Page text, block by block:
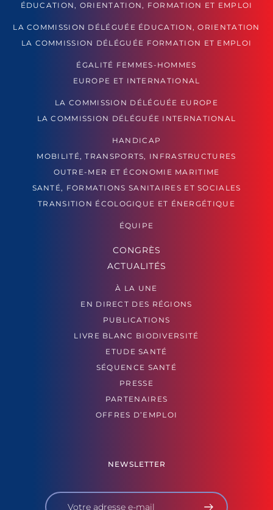
ÉDUCATION, ORIENTATION, FORMATION ET EMPLOI
LA COMMISSION DÉLÉGUÉE ÉDUCATION, ORIENTATION
LA COMMISSION DÉLÉGUÉE FORMATION ET EMPLOI
ÉGALITÉ FEMMES-HOMMES
EUROPE ET INTERNATIONAL
LA COMMISSION DÉLÉGUÉE EUROPE
LA COMMISSION DÉLÉGUÉE INTERNATIONAL
HANDICAP
MOBILITÉ, TRANSPORTS, INFRASTRUCTURES
OUTRE-MER ET ÉCONOMIE MARITIME
SANTÉ, FORMATIONS SANITAIRES ET SOCIALES
TRANSITION ÉCOLOGIQUE ET ÉNERGÉTIQUE
ÉQUIPE
CONGRÈS
ACTUALITÉS
À LA UNE
EN DIRECT DES RÉGIONS
PUBLICATIONS
LIVRE BLANC BIODIVERSITÉ
ETUDE SANTÉ
SÉQUENCE SANTÉ
PRESSE
PARTENAIRES
OFFRES D’EMPLOI
NEWSLETTER